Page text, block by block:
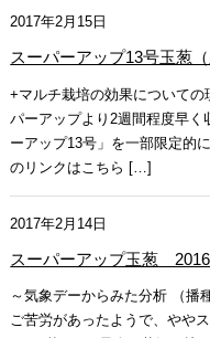
2017年2月15日
スーパーアップ13号玉葱（
+マルチ栽培の効果について
パーアップより2週間程度早
ーアップ13号」を一部限定的
のリンクはこちら […]
2017年2月14日
スーパーアップ玉葱
～気象デーからみた分析 （播
ご苦労があったようで、やや